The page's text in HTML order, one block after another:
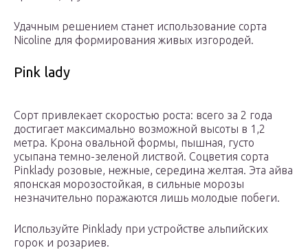
Удачным решением станет использование сорта
Nicoline для формирования живых изгородей.
Pink lady
Сорт привлекает скоростью роста: всего за 2 года
достигает максимально возможной высоты в 1,2
метра. Крона овальной формы, пышная, густо
усыпана темно-зеленой листвой. Соцветия сорта
Pinklady розовые, нежные, середина желтая. Эта айва
японская морозостойкая, в сильные морозы
незначительно поражаются лишь молодые побеги.
Используйте Pinklady при устройстве альпийских
горок и розариев.